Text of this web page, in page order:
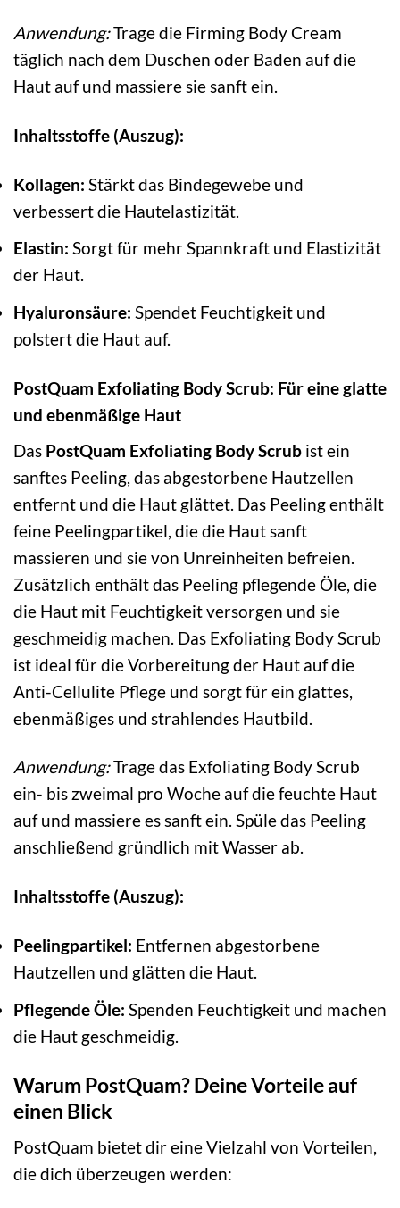
Anwendung:Trage die Firming Body Cream
täglich nach dem Duschen oder Baden auf die
Haut auf und massiere sie sanft ein.
Inhaltsstoffe (Auszug):
Kollagen: Stärkt das Bindegewebe und
verbessert die Hautelastizität.
Elastin: Sorgt für mehr Spannkraft und Elastizität
der Haut.
Hyaluronsäure: Spendet Feuchtigkeit und
polstert die Haut auf.
PostQuam Exfoliating Body Scrub: Für eine glatte
und ebenmäßige Haut
Das PostQuam Exfoliating Body Scrub ist ein
sanftes Peeling, das abgestorbene Hautzellen
entfernt und die Haut glättet. Das Peeling enthält
feine Peelingpartikel, die die Haut sanft
massieren und sie von Unreinheiten befreien.
Zusätzlich enthält das Peeling pflegende Öle, die
die Haut mit Feuchtigkeit versorgen und sie
geschmeidig machen. Das Exfoliating Body Scrub
ist ideal für die Vorbereitung der Haut auf die
Anti-Cellulite Pflege und sorgt für ein glattes,
ebenmäßiges und strahlendes Hautbild.
Anwendung:Trage das Exfoliating Body Scrub
ein- bis zweimal pro Woche auf die feuchte Haut
auf und massiere es sanft ein. Spüle das Peeling
anschließend gründlich mit Wasser ab.
Inhaltsstoffe (Auszug):
Peelingpartikel: Entfernen abgestorbene
Hautzellen und glätten die Haut.
Pflegende Öle: Spenden Feuchtigkeit und machen
die Haut geschmeidig.
Warum PostQuam? Deine Vorteile auf
einen Blick
PostQuam bietet dir eine Vielzahl von Vorteilen,
die dich überzeugen werden: